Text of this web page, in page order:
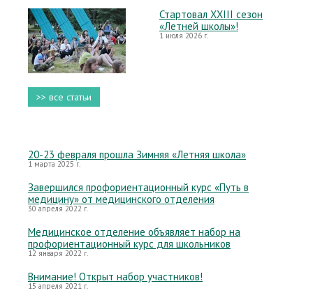
Стартовал XXIII сезон
«Летней школы»!
1 июля 2026 г.
>> все статьи
20-23 февраля прошла Зимняя «Летняя школа»
1 марта 2025 г.
Завершился профориентационный курс «Путь в
медицину» от медицинского отделения
30 апреля 2022 г.
Медицинское отделение объявляет набор на
профориентационный курс для школьников
12 января 2022 г.
Внимание! Открыт набор участников!
15 апреля 2021 г.